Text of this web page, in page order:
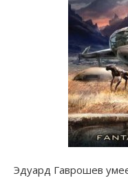
Эдуард Гаврошев